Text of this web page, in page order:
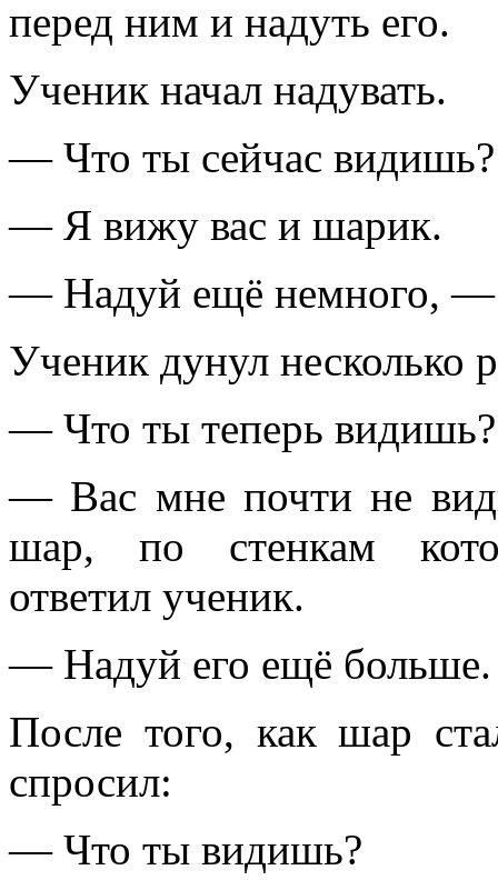
перед ним и надуть его.
Ученик начал надувать.
— Что ты сейчас
— Я вижу вас и шарик.
— Надуй ещё немного, —
Ученик дунул несколько
— Что ты теперь видишь?
— Вас мне почти не
шар, по стенкам
ответил ученик.
— Надуй его ещё больше.
После того, как шар
спросил:
— Что ты видишь?